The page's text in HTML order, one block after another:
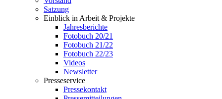
Satzung
Einblick in Arbeit & Projekte
Jahresberichte
Fotobuch 20/21
Fotobuch 21/22
Fotobuch 22/23
Videos
Newsletter
Presseservice
Pressekontakt